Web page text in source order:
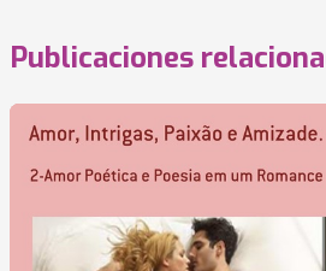
Publicaciones